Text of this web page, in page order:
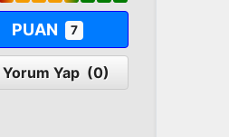
PUAN 7
Yorum Yap (0)